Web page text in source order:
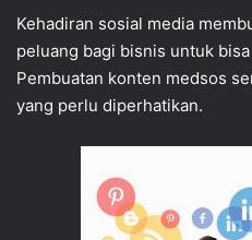
Kehadiran sosial media
peluang bagi bisnis untuk
Pembuatan konten medsos
yang perlu diperhatikan.